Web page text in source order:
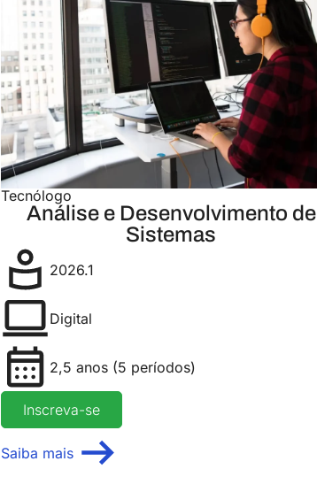
Tecnólogo
Análise e Desenvolvimento de
Sistemas
2026.1
Digital
2,5 anos (5 períodos)
Inscreva-se
Saiba mais